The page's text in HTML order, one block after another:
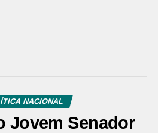
NACIONAL
Jovem Senador